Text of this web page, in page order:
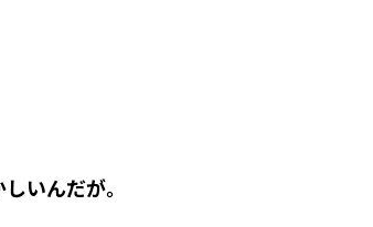
いんだが。